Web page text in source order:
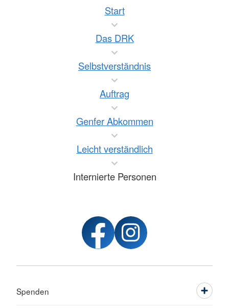
Start
Das DRK
Selbstverständnis
Auftrag
Genfer Abkommen
Leicht verständlich
Internierte Personen
Spenden